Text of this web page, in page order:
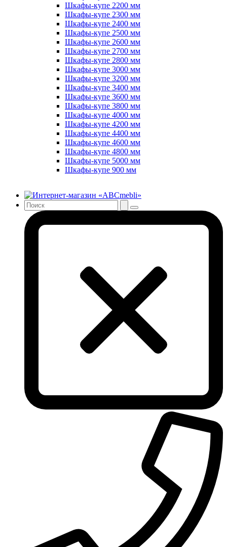
Шкафы-купе 2200 мм
Шкафы-купе 2300 мм
Шкафы-купе 2400 мм
Шкафы-купе 2500 мм
Шкафы-купе 2600 мм
Шкафы-купе 2700 мм
Шкафы-купе 2800 мм
Шкафы-купе 3000 мм
Шкафы-купе 3200 мм
Шкафы-купе 3400 мм
Шкафы-купе 3600 мм
Шкафы-купе 3800 мм
Шкафы-купе 4000 мм
Шкафы-купе 4200 мм
Шкафы-купе 4400 мм
Шкафы-купе 4600 мм
Шкафы-купе 4800 мм
Шкафы-купе 5000 мм
Шкафы-купе 900 мм